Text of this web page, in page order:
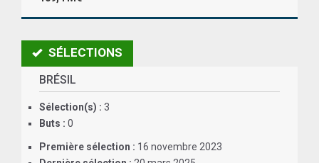
ALLEMAGNE
RECHERCHESÉLECTIONS
BRÉSIL
Sélection(s) : 3
Buts : 0
Première sélection : 16 novembre 2023